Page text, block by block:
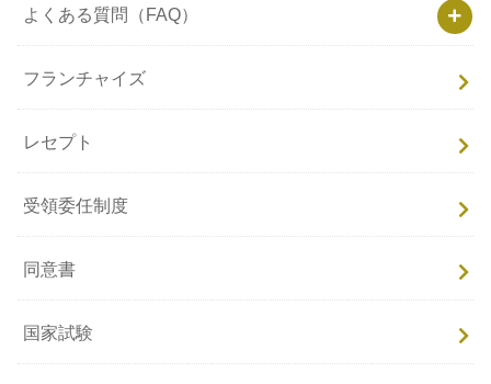
よくある質問（FAQ）
フランチャイズ
レセプト
受領委任制度
同意書
国家試験